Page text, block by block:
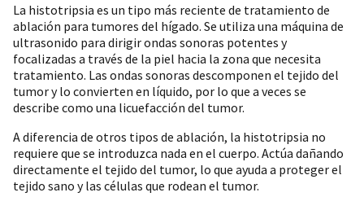
La histotripsia es un tipo más reciente de tratamiento de
ablación para tumores del hígado. Se utiliza una máquina de
ultrasonido para dirigir ondas sonoras potentes y
focalizadas a través de la piel hacia la zona que necesita
tratamiento. Las ondas sonoras descomponen el tejido del
tumor y lo convierten en líquido, por lo que a veces se
describe como una licuefacción del tumor.
A diferencia de otros tipos de ablación, la histotripsia no
requiere que se introduzca nada en el cuerpo. Actúa dañando
directamente el tejido del tumor, lo que ayuda a proteger el
tejido sano y las células que rodean el tumor.